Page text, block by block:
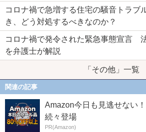
コロナ禍で急増する住宅の騒音トラ
き、どう対処するべきなのか？
コロナ禍で発令された緊急事態宣言
を弁護士が解説
「その他」一覧
関連の記事
Amazon今日も見逃せない
続々登場
PR(Amazon)